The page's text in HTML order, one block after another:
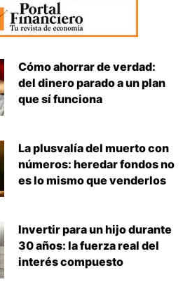
Cómo ahorrar de verdad:
del dinero parado a un plan
que sí funciona
La plusvalía del muerto con
números: heredar fondos no
es lo mismo que venderlos
Invertir para un hijo durante
30 años: la fuerza real del
interés compuesto